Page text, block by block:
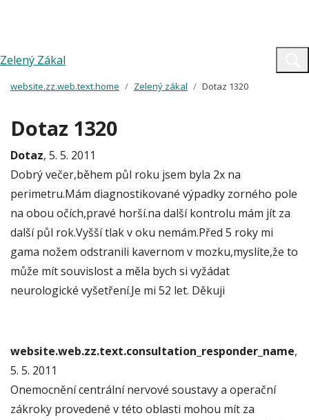
Zelený Zákal
website.zz.web.text.home Zelený zákal Dotaz 1320
Dotaz 1320
Dotaz, 5. 5. 2011
Dobrý večer,během půl roku jsem byla 2x na
perimetru.Mám diagnostikované výpadky zorného pole
na obou očích,pravé horší.na další kontrolu mám jít za
další půl rok.Vyšší tlak v oku nemám.Před 5 roky mi
gama nožem odstranili kavernom v mozku,myslíte,že to
může mít souvislost a měla bych si vyžádat
neurologické vyšetření.Je mi 52 let. Děkuji
website.web.zz.text.consultation_responder_name,
5. 5. 2011
Onemocnění centrální nervové soustavy a operační
zákroky provedené v této oblasti mohou mít za